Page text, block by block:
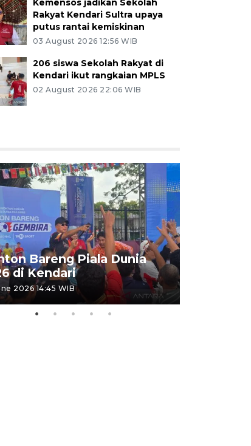
Kemensos jadikan Sekolah
Rakyat Kendari Sultra upaya
putus rantai kemiskinan
03 August 2026 12:56 WIB
206 siswa Sekolah Rakyat di
Kendari ikut rangkaian MPLS
02 August 2026 22:06 WIB
Bareng Piala Dunia
di Kendari
2026 14:45 WIB